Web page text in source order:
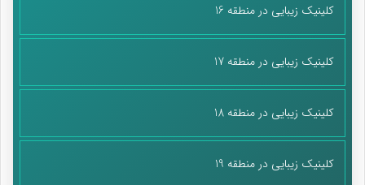
کلینیک زیبایی در منطقه 16
کلینیک زیبایی در منطقه 17
کلینیک زیبایی در منطقه 18
کلینیک زیبایی در منطقه 19